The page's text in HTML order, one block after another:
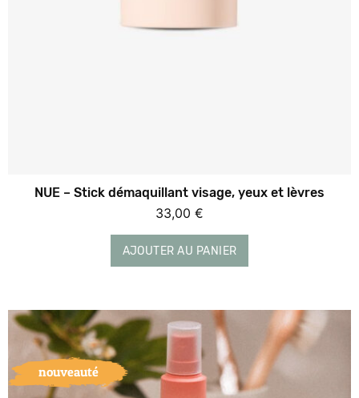
NUE – Stick démaquillant visage, yeux et lèvres
33,00 €
AJOUTER AU PANIER
nouveauté